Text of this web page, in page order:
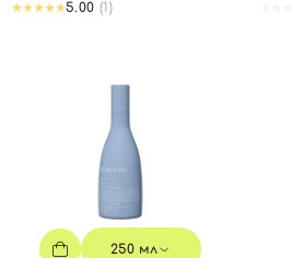
5.00 (1)
250 мл